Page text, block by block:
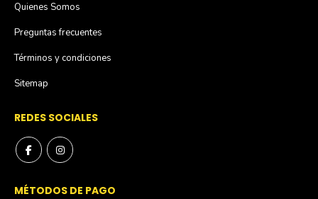
Quienes Somos
Preguntas frecuentes
Términos y condiciones
Sitemap
REDES SOCIALES
MÉTODOS DE PAGO